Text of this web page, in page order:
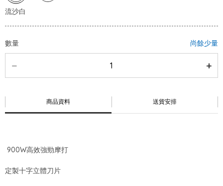
數量 尚餘少量
商品資料 送貨安排
900W高效強勁摩打
定製十字立體刀片